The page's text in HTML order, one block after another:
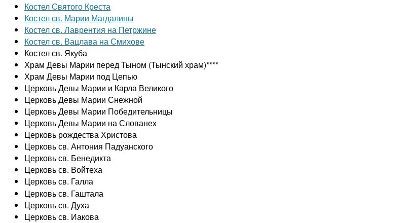
Костел Святого Креста
Костел св. Марии Магдалины
Костел св. Лаврентия на Петржине
Костел св. Вацлава на Смихове
Костел св. Якуба
Храм Девы Марии перед Тыном (Тынский храм)****
Храм Девы Марии под Цепью
Церковь Девы Марии и Карла Великого
Церковь Девы Марии Снежной
Церковь Девы Марии Победительницы
Церковь Девы Марии на Слованех
Церковь рождества Христова
Церковь св. Антония Падуанского
Церковь св. Бенедикта
Церковь св. Войтеха
Церковь св. Галла
Церковь св. Гаштала
Церковь св. Духа
Церковь св. Иакова